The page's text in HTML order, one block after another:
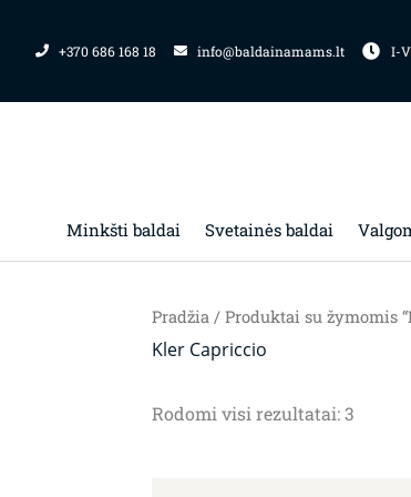
+370 686 168 18 info@baldainamams.lt I-
Minkšti baldai Svetainės baldai
Pradžia / Produktai su žymomis
Kler Capriccio
Rodomi visi rezultatai: 3